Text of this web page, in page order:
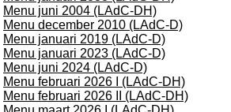
Menu juni 2004 (LAdC-DH)
Menu december 2010 (LAdC-D)
Menu januari 2019 (LAdC-D)
Menu januari 2023 (LAdC-D)
Menu juni 2024 (LAdC-D)
Menu februari 2026 I (LAdC-DH)
Menu februari 2026 II (LAdC-DH)